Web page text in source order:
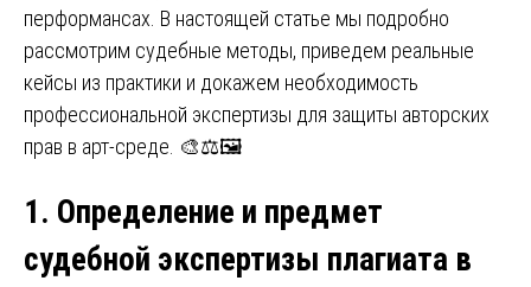
перформансах. В настоящей статье мы подробно
рассмотрим судебные методы, приведем реальные
кейсы из практики и докажем необходимость
профессиональной экспертизы для защиты авторских
прав в арт-среде. 🎨⚖️🖼️
1. Определение и предмет
судебной экспертизы плагиата в